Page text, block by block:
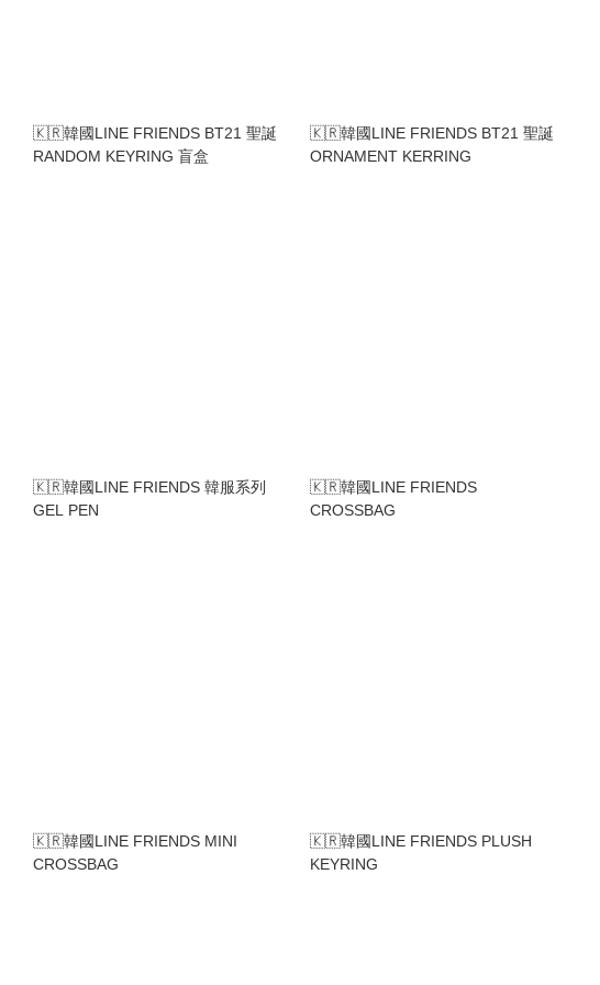
🇰🇷韓國LINE FRIENDS BT21 聖誕
RANDOM KEYRING 盲盒
🇰🇷韓國LINE FRIENDS BT21 聖誕
ORNAMENT KERRING
🇰🇷韓國LINE FRIENDS 韓服系列
GEL PEN
🇰🇷韓國LINE FRIENDS
CROSSBAG
🇰🇷韓國LINE FRIENDS MINI
CROSSBAG
🇰🇷韓國LINE FRIENDS PLUSH
KEYRING